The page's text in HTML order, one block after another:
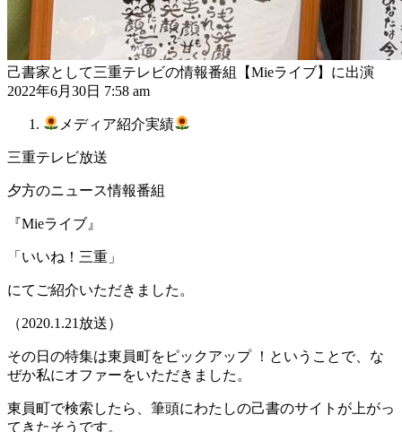
己書家として三重テレビの情報番組【Mieライブ】に出演
2022年6月30日 7:58 am
メディア紹介実績
三重テレビ放送
夕方のニュース情報番組
『Mieライブ』
「いいね！三重」
にてご紹介いただきました。
（2020.1.21放送）
その日の特集は東員町をピックアップ ！ということで、な
ぜか私にオファーをいただきました。
東員町で検索したら、筆頭にわたしの己書のサイトが上がっ
てきたそうです。